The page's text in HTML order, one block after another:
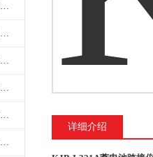
蓄电池充放检一体机数据采集、曲线分析与电池健康状态智能评估功能详解
蓄电池故障快速诊断：蓄电池综合测试仪判断落后电池的方法与标准
符合电力检测标准：蓄电池综合测试仪测试规范与精度校准方法详解
操作指南：如何安全高效地使用蓄电池智能活化仪？
蓄电池充放检一体机：在电力系统与储能设备中的创新应用，确保蓄电池性能与可靠性
蓄电池整组充放电活化仪的标准操作流程：从接线设置到充放电参数设定的安全规范
详细介绍